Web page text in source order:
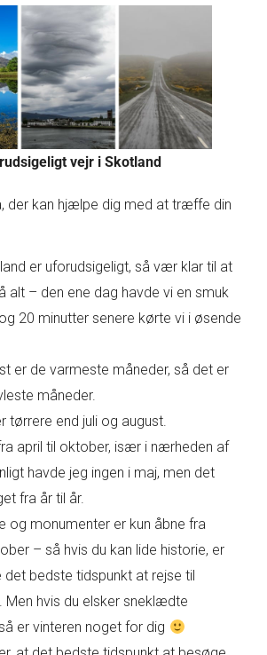
vejr i Skotland
der kan hjælpe dig med at træffe din
er uforudsigeligt, så vær klar til at
alt – den ene dag havde vi en smuk
20 minutter senere kørte vi i øsende
er de varmeste måneder, så det er
måneder.
tørrere end juli og august.
april til oktober, især i nærheden af
havde jeg ingen i maj, men det
fra år til år.
og monumenter er kun åbne fra
– så hvis du kan lide historie, er
det bedste tidspunkt at rejse til
Men hvis du elsker sneklædte
er vinteren noget for dig